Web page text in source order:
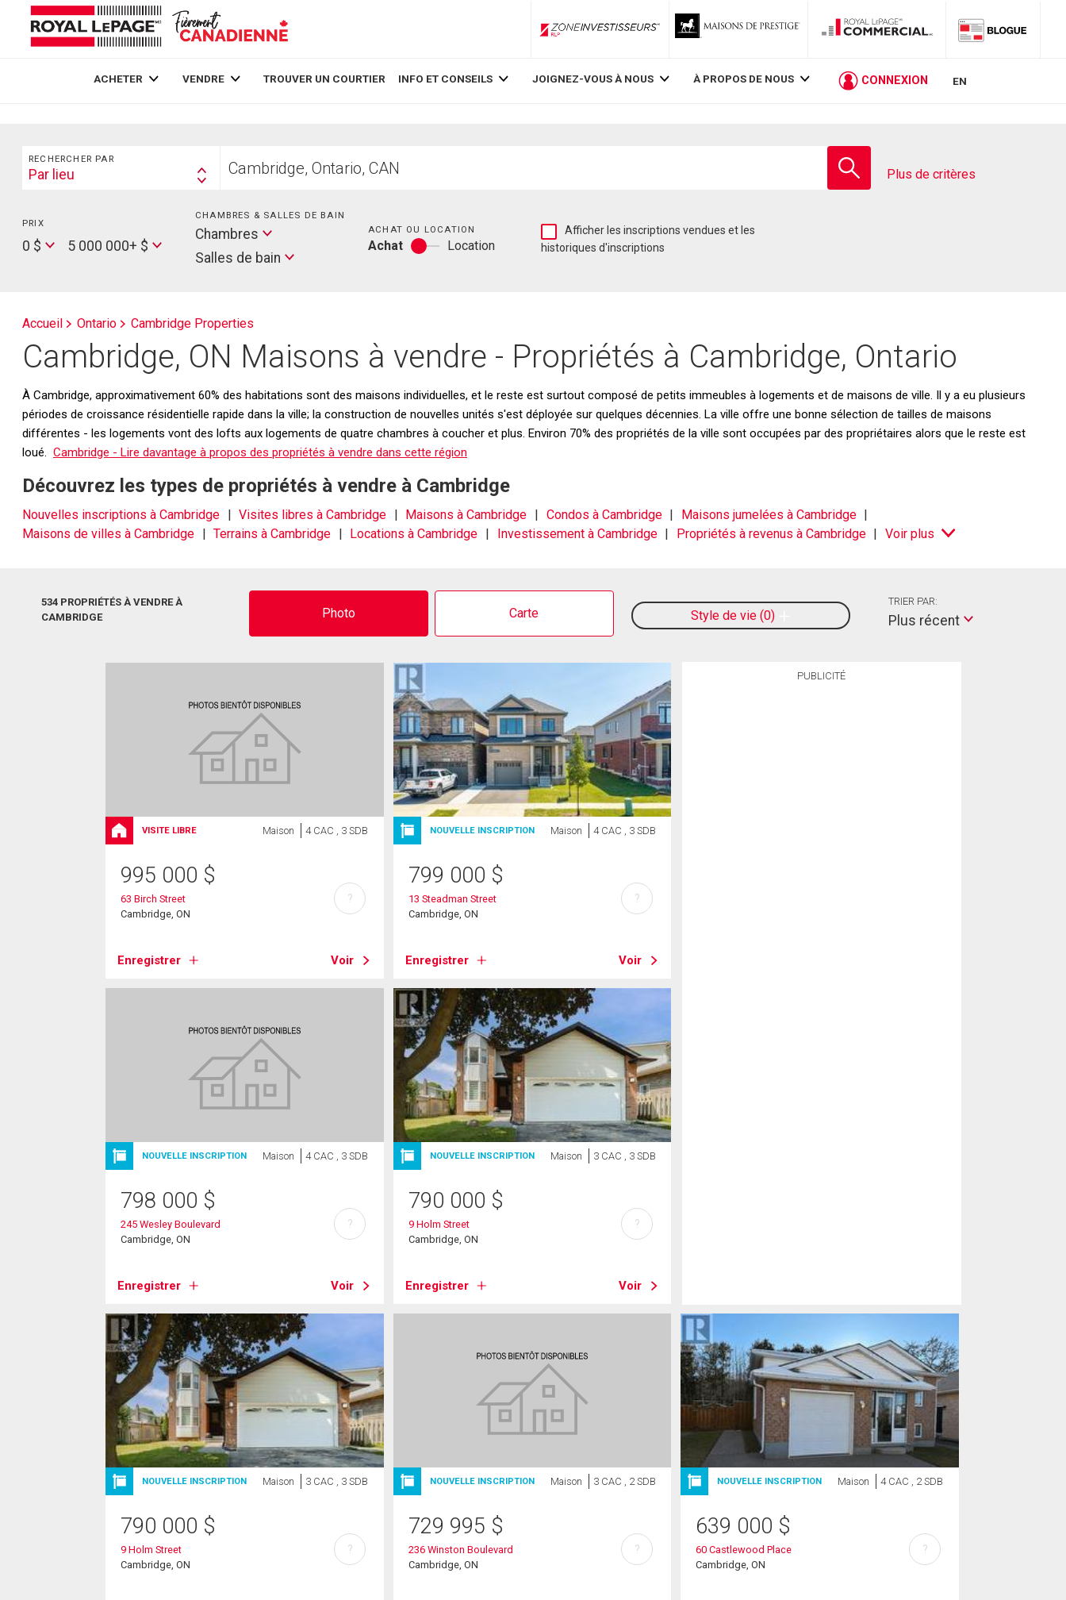
ZoneInvestisseurs RLP
ACHETER VENDRE TROUVER UN COURTIER INFO ET CONSEILS JOIGNEZ-VOUS À NOUS À PROPOS DE NOUS CONNEXION EN
Rechercher
RECHERCHER PAR
Search
Par lieu
votre
Plus de critères
PRIX
Price
0 $
Max
5 000 000+ $
CHAMBRES & SALLES DE BAIN
Chambres
bain
Salles de bain
ACHAT OU LOCATION
Achat
Achat
Location
Afficher
les
Afficher les inscriptions vendues et les
historiques d'inscriptions
Accueil Ontario Cambridge Properties
Cambridge, ON Maisons à vendre - Propriétés à Cambridge, Ontario
À Cambridge, approximativement 60% des habitations sont des maisons individuelles, et le reste est surtout composé de petits immeubles à logements et de maisons de ville. Il y a eu plusieurs
périodes de croissance résidentielle rapide dans la ville; la construction de nouvelles unités s'est déployée sur quelques décennies. La ville offre une bonne sélection de tailles de maisons
différentes - les logements vont des lofts aux logements de quatre chambres à coucher et plus. Environ 70% des propriétés de la ville sont occupées par des propriétaires alors que le reste est
loué. Cambridge - Lire davantage à propos des propriétés à vendre dans cette région
Découvrez les types de propriétés à vendre à Cambridge
Nouvelles inscriptions à Cambridge Visites libres à Cambridge Maisons à Cambridge Condos à Cambridge
Maisons jumelées à Cambridge
Maisons de villes à Cambridge
Terrains à Cambridge Locations à Cambridge Investissement à Cambridge Propriétés à revenus à Cambridge Voir plus
534 PROPRIÉTÉS À VENDRE À
CAMBRIDGE
Photo Carte Style de vie 0
TRIER PAR:
Plus récent
PUBLICITÉ
VISITE LIBRE Maison 4 CAC , 3 SDB
995 000 $
63 Birch Street
Cambridge, ON
Enregistrer Voir
?
NOUVELLE INSCRIPTION Maison 4 CAC , 3 SDB
799 000 $
13 Steadman Street
Cambridge, ON
Enregistrer Voir
?
NOUVELLE INSCRIPTION Maison 4 CAC , 3 SDB
798 000 $
245 Wesley Boulevard
Cambridge, ON
Enregistrer Voir
?
NOUVELLE INSCRIPTION Maison 3 CAC , 3 SDB
790 000 $
9 Holm Street
Cambridge, ON
Enregistrer Voir
?
NOUVELLE INSCRIPTION Maison 3 CAC , 3 SDB
790 000 $
9 Holm Street
Cambridge, ON
?
NOUVELLE INSCRIPTION Maison 3 CAC , 2 SDB
729 995 $
236 Winston Boulevard
Cambridge, ON
?
NOUVELLE INSCRIPTION Maison 4 CAC , 2 SDB
639 000 $
60 Castlewood Place
Cambridge, ON
?